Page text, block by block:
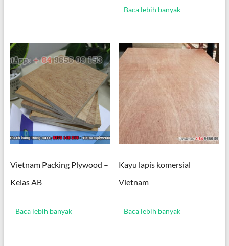
Baca lebih banyak
Vietnam Packing Plywood –
Kelas AB
Baca lebih banyak
Kayu lapis komersial
Vietnam
Baca lebih banyak